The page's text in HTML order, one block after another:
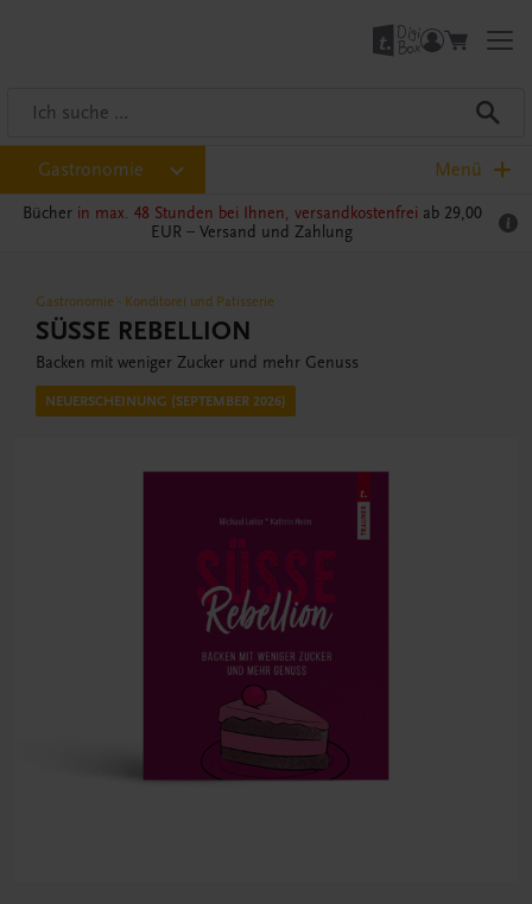
Gastronomie Menü
Bücher in max. 48 Stunden bei Ihnen, versandkostenfrei ab 29,00
EUR – Versand und Zahlung
Gastronomie - Konditorei und Patisserie
SÜSSE REBELLION
Backen mit weniger Zucker und mehr Genuss
NEUERSCHEINUNG (SEPTEMBER 2026)